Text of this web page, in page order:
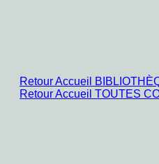
Retour Accueil
Retour Accueil TOUTES